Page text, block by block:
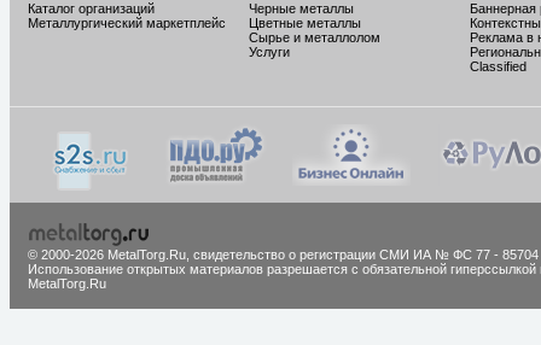
Каталог организаций
Металлургический маркетплейс
Черные металлы
Цветные металлы
Сырье и металлолом
Услуги
Баннерная
Реклама в
Classified
© 2000-2026 MetalTorg.Ru, cвидетельство о регистрации СМИ ИА № ФС 77 - 85704
Использование открытых материалов разрешается с обязательной гиперссылкой
MetalTorg.Ru